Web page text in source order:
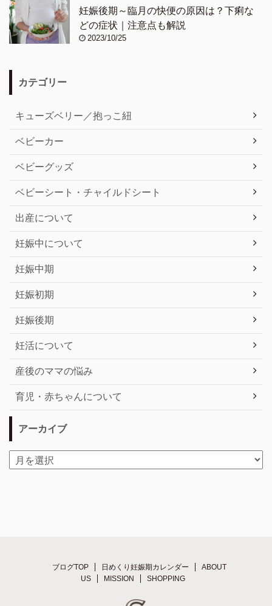
妊娠後期～臨月の快便の原因は？下痢な
どの症状｜注意点も解説
2023/10/25
カテゴリー
キューズベリー／抱っこ紐
ベビーカー
ベビーグッズ
ベビーシート・チャイルドシート
出産について
妊娠中について
妊娠中期
妊娠初期
妊娠後期
妊活について
産後のママの悩み
育児・赤ちゃんについて
アーカイブ
ブログTOP 日めくり妊娠期カレンダー
ABOUT
US
MISSION SHOPPING